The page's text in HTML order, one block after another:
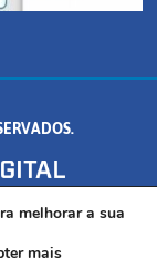
MG - CEP:
melhorar a sua
mais